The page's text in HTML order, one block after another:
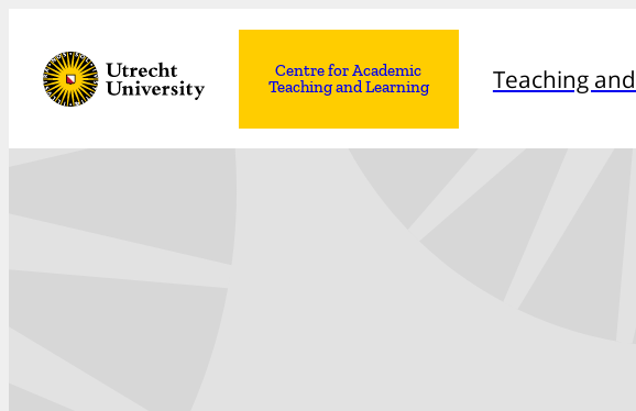
Centre for Academic
Teaching and Learning
Teaching